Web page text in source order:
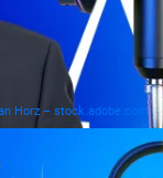
Horz – stock.adobe.com